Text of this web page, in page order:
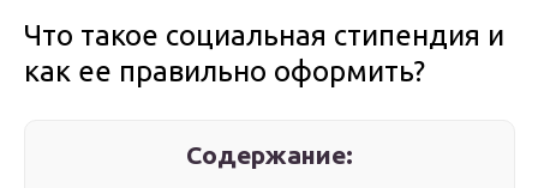
Что такое социальная стипендия и
как ее правильно оформить?
Содержание: